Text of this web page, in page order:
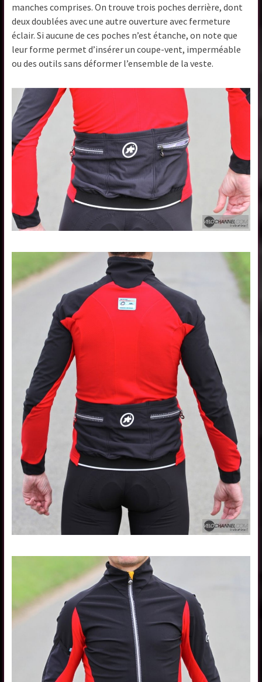
manches comprises. On trouve trois poches derrière, dont
deux doublées avec une autre ouverture avec fermeture
éclair. Si aucune de ces poches n’est étanche, on note que
leur forme permet d’insérer un coupe-vent, imperméable
ou des outils sans déformer l’ensemble de la veste.